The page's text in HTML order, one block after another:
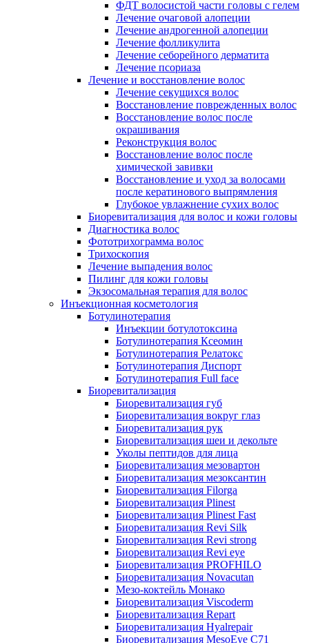
ФДТ волосистой части головы с гелем
Лечение очаговой алопеции
Лечение андрогенной алопеции
Лечение фолликулита
Лечение себорейного дерматита
Лечение псориаза
Лечение и восстановление волос
Лечение секущихся волос
Восстановление поврежденных волос
Восстановление волос после
окрашивания
Реконструкция волос
Восстановление волос после
химической завивки
Восстановление и уход за волосами
после кератинового выпрямления
Глубокое увлажнение сухих волос
Биоревитализация для волос и кожи головы
Диагностика волос
Фототрихограмма волос
Трихоскопия
Лечение выпадения волос
Пилинг для кожи головы
Экзосомальная терапия для волос
Инъекционная косметология
Ботулинотерапия
Инъекции ботулотоксина
Ботулинотерапия Ксеомин
Ботулинотерапия Релатокс
Ботулинотерапия Диспорт
Ботулинотерапия Full face
Биоревитализация
Биоревитализация губ
Биоревитализация вокруг глаз
Биоревитализация рук
Биоревитализация шеи и декольте
Уколы пептидов для лица
Биоревитализация мезовартон
Биоревитализация мезоксантин
Биоревитализация Filorga
Биоревитализация Plinest
Биоревитализация Plinest Fast
Биоревитализация Revi Silk
Биоревитализация Revi strong
Биоревитализация Revi eye
Биоревитализация PROFHILO
Биоревитализация Novacutan
Мезо-коктейль Монако
Биоревитализация Viscoderm
Биоревитализация Repart
Биоревитализация Hyalrepair
Биоревитализация MesoEye C71